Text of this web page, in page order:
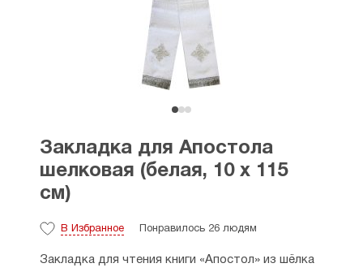
Закладка для Апостола
шелковая (белая, 10 х 115
см)
В Избранное Понравилось 26 людям
Закладка для чтения книги «Апостол» из шёлка